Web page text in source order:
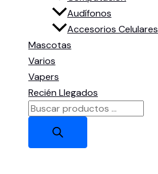
Audífonos
Accesorios Celulares
Mascotas
Varios
Vapers
Recién Llegados
Búsqueda
productos